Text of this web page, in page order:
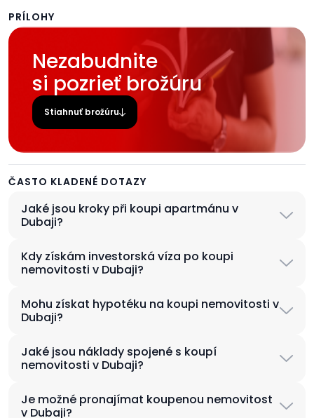
PRÍLOHY
Nezabudnite
si pozrieť brožúru
Stiahnuť brožúru
ČASTO KLADENÉ DOTAZY
Jaké jsou kroky při koupi apartmánu v
Dubaji?
Kdy získám investorská víza po koupi
nemovitosti v Dubaji?
Mohu získat hypotéku na koupi nemovitosti v
Dubaji?
Jaké jsou náklady spojené s koupí
nemovitosti v Dubaji?
Je možné pronajímat koupenou nemovitost
v Dubaji?